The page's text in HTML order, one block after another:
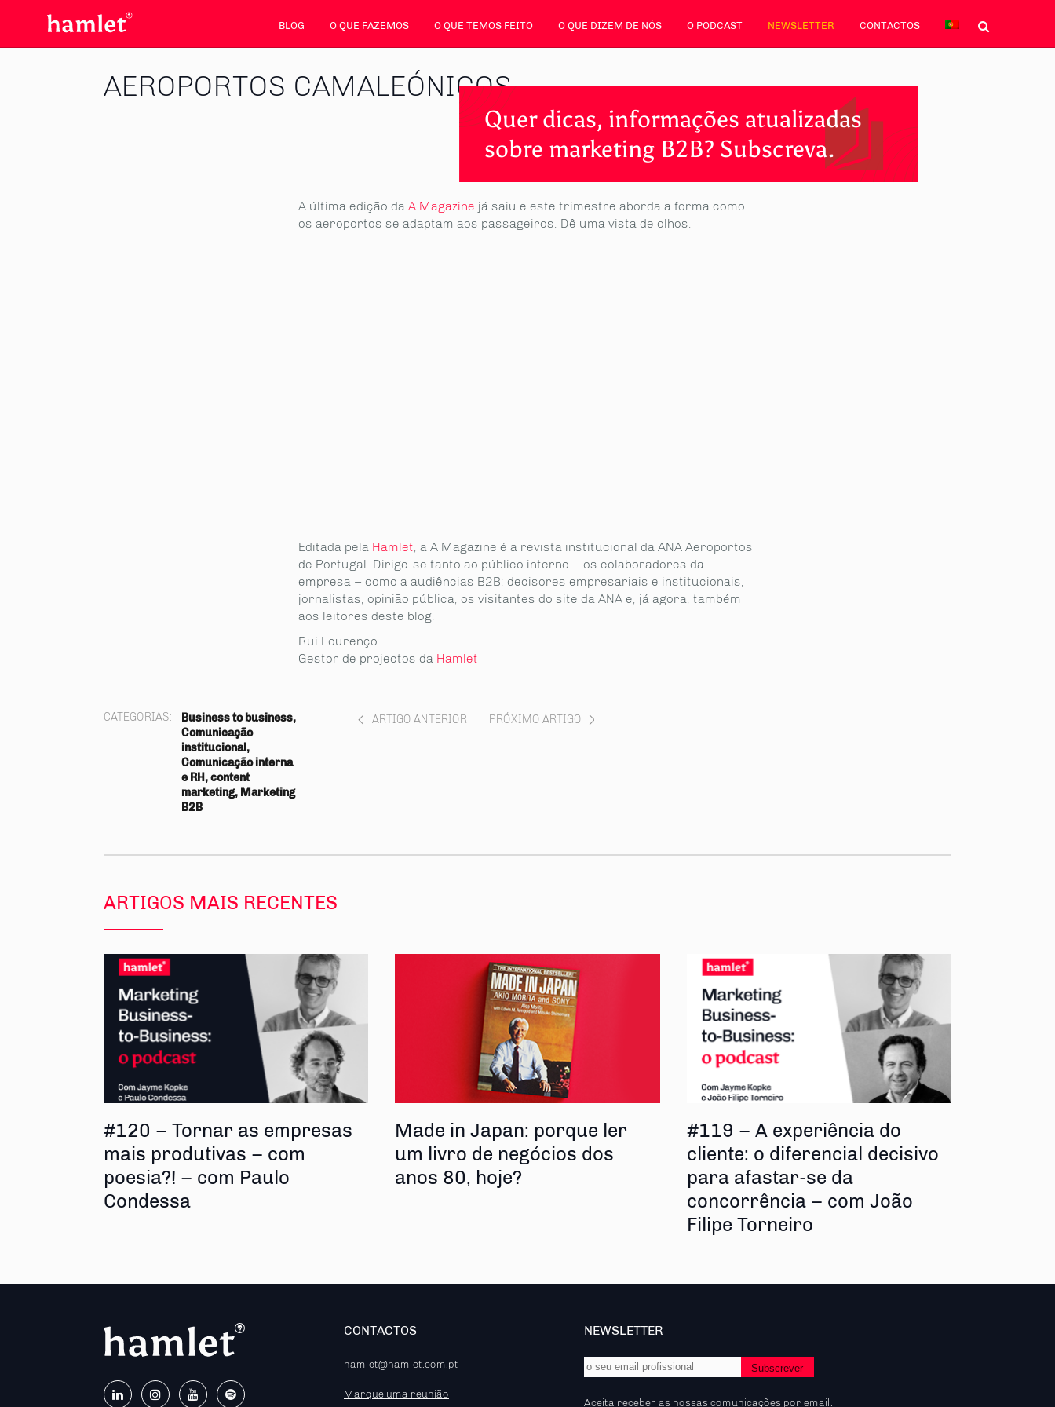
BLOG O QUE FAZEMOS O QUE TEMOS FEITO O QUE DIZEM DE NÓS O PODCAST NEWSLETTER CONTACTOS
AEROPORTOS CAMALEÓNICOS
Quer dicas, informações atualizadas
sobre marketing B2B? Subscreva.
A última edição da A Magazine já saiu e este trimestre aborda a forma como
os aeroportos se adaptam aos passageiros. Dê uma vista de olhos.
Editada pela Hamlet, a A Magazine é a revista institucional da ANA Aeroportos
de Portugal. Dirige-se tanto ao público interno – os colaboradores da
empresa – como a audiências B2B: decisores empresariais e institucionais,
jornalistas, opinião pública, os visitantes do site da ANA e, já agora, também
aos leitores deste blog.
Rui Lourenço
Gestor de projectos da Hamlet
CATEGORIAS:
Business to business,
Comunicação
institucional,
Comunicação interna
e RH, content
marketing, Marketing
B2B
ARTIGO ANTERIOR PRÓXIMO ARTIGO
ARTIGOS MAIS RECENTES
#120 – Tornar as empresas
mais produtivas – com
poesia?! – com Paulo
Condessa
Made in Japan: porque ler
um livro de negócios dos
anos 80, hoje?
#119 – A experiência do
cliente: o diferencial decisivo
para afastar-se da
concorrência – com João
Filipe Torneiro
CONTACTOS
hamlet@hamlet.com.pt
Marque uma reunião
NEWSLETTER
Aceita receber as nossas comunicações por email.